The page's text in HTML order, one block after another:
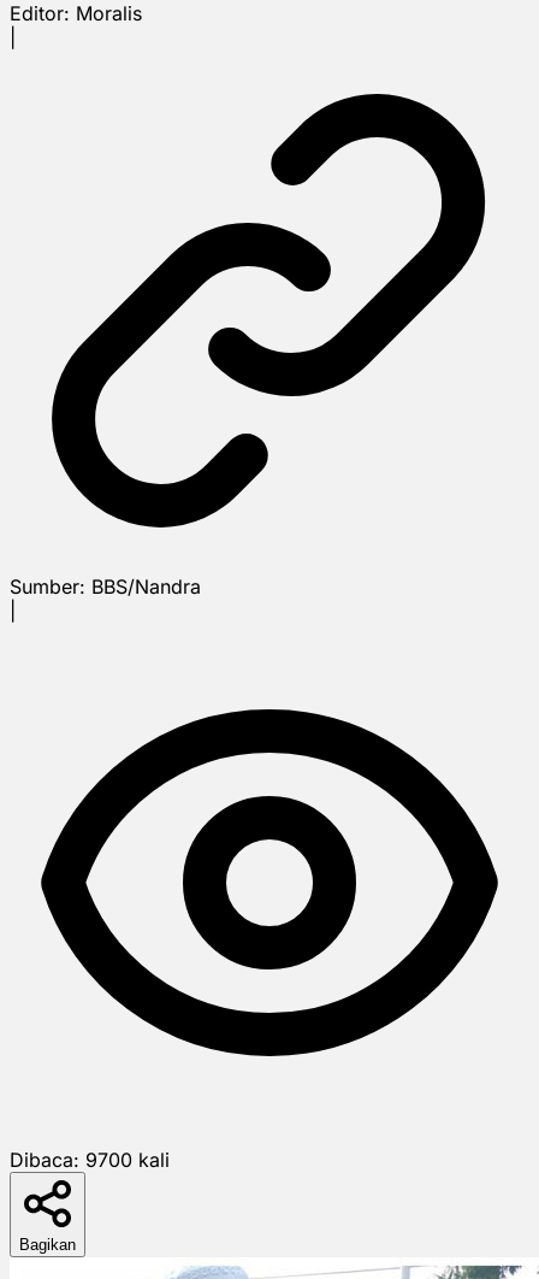
Editor: Moralis
Sumber: BBS/Nandra
Dibaca: 9700 kali
Bagikan